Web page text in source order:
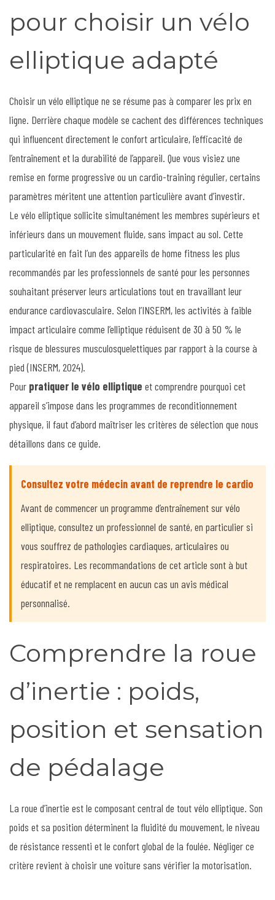
pour choisir un vélo
elliptique adapté
Choisir un vélo elliptique ne se résume pas à comparer les prix en
ligne. Derrière chaque modèle se cachent des différences techniques
qui influencent directement le confort articulaire, l’efficacité de
l’entraînement et la durabilité de l’appareil. Que vous visiez une
remise en forme progressive ou un cardio-training régulier, certains
paramètres méritent une attention particulière avant d’investir.
Le vélo elliptique sollicite simultanément les membres supérieurs et
inférieurs dans un mouvement fluide, sans impact au sol. Cette
particularité en fait l’un des appareils de home fitness les plus
recommandés par les professionnels de santé pour les personnes
souhaitant préserver leurs articulations tout en travaillant leur
endurance cardiovasculaire. Selon l’INSERM, les activités à faible
impact articulaire comme l’elliptique réduisent de 30 à 50 % le
risque de blessures musculosquelettiques par rapport à la course à
pied (INSERM, 2024).
Pour pratiquer le vélo elliptique et comprendre pourquoi cet
appareil s’impose dans les programmes de reconditionnement
physique, il faut d’abord maîtriser les critères de sélection que nous
détaillons dans ce guide.
Consultez votre médecin avant de reprendre le cardio
Avant de commencer un programme d’entraînement sur vélo
elliptique, consultez un professionnel de santé, en particulier si
vous souffrez de pathologies cardiaques, articulaires ou
respiratoires. Les recommandations de cet article sont à but
éducatif et ne remplacent en aucun cas un avis médical
personnalisé.
Comprendre la roue
d’inertie : poids,
position et sensation
de pédalage
La roue d’inertie est le composant central de tout vélo elliptique. Son
poids et sa position déterminent la fluidité du mouvement, le niveau
de résistance ressenti et le confort global de la foulée. Négliger ce
critère revient à choisir une voiture sans vérifier la motorisation.